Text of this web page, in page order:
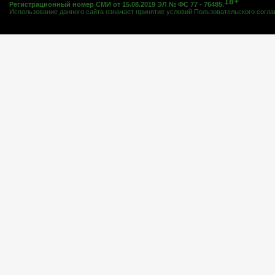
Регистрационный номер СМИ от 15.08.2019 ЭЛ № ФС 77 - 76485.
Использование данного сайта означает принятие условий Пользовательского